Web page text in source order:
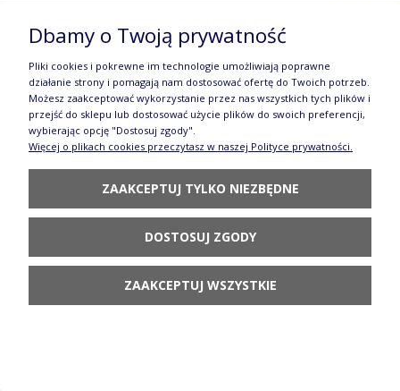
DOSTĘPNOŚCI
GU9012DEK148Art
POWIADOM O
Dbamy o Twoją prywatność
Pliki cookies i pokrewne im technologie umożliwiają poprawne
działanie strony i pomagają nam dostosować ofertę do Twoich potrzeb.
Możesz zaakceptować wykorzystanie przez nas wszystkich tych plików i
przejść do sklepu lub dostosować użycie plików do swoich preferencji,
wybierając opcję "Dostosuj zgody".
Więcej o plikach cookies przeczytasz w naszej Polityce prywatności.
ZAAKCEPTUJ TYLKO NIEZBĘDNE
DOSTOSUJ ZGODY
ZAAKCEPTUJ WSZYSTKIE